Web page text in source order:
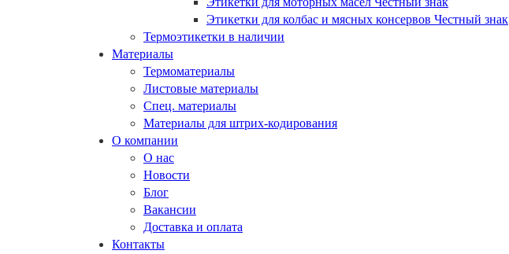
Этикетки для колбас и мясных консервов Честный знак
Термоэтикетки в наличии
Материалы
Термоматериалы
Листовые материалы
Спец. материалы
Материалы для штрих-кодирования
О компании
О нас
Новости
Блог
Вакансии
Доставка и оплата
Контакты